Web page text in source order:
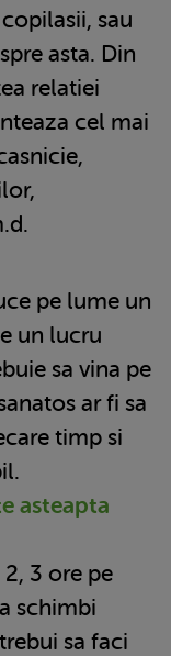
sau
asta. Din
relatiei
cel mai
pe lume un
un lucru
sa vina pe
ar fi sa
timp si
asteapta
3 ore pe
schimbi
sa faci